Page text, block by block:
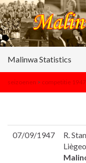
Malinwa Statistics
seizoenen > competitie
07/09/1947
R.